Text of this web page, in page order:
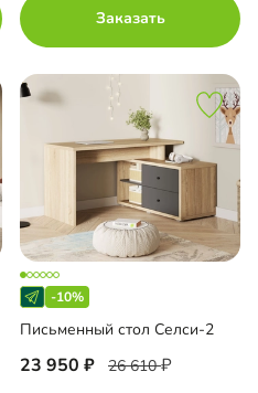
Заказать
-10%
Письменный стол Селси-2
23 950 26 610